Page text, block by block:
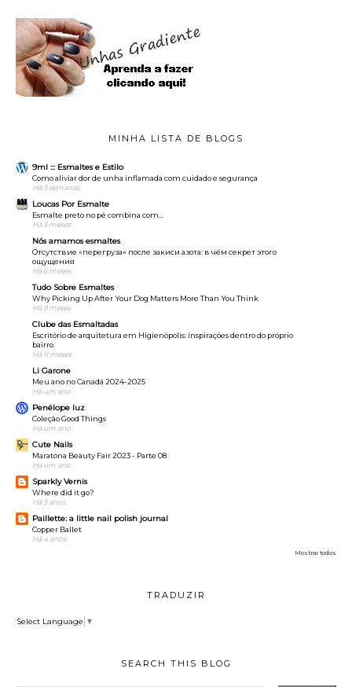
MINHA LISTA DE BLOGS
9ml ::: Esmaltes e Estilo
Como aliviar dor de unha inflamada com cuidado e segurança
Há 3 semanas
Loucas Por Esmalte
Esmalte preto no pé combina com…
Há 3 meses
Nós amamos esmaltes
Отсутствие «перегруза» после закиси азота: в чём секрет этого
ощущения
Há 6 meses
Tudo Sobre Esmaltes
Why Picking Up After Your Dog Matters More Than You Think
Há 9 meses
Clube das Esmaltadas
Escritório de arquitetura em Higienópolis: inspirações dentro do próprio
bairro
Há 11 meses
Li Garone
Meu ano no Canadá 2024-2025
Há um ano
Penélope luz
Coleção Good Things
Há um ano
Cute Nails
Maratona Beauty Fair 2023 - Parte 08
Há um ano
Sparkly Vernis
Where did it go?
Há 3 anos
Paillette: a little nail polish journal
Copper Ballet
Há 4 anos
Mostrar todos
TRADUZIR
Select Language ▼
SEARCH THIS BLOG